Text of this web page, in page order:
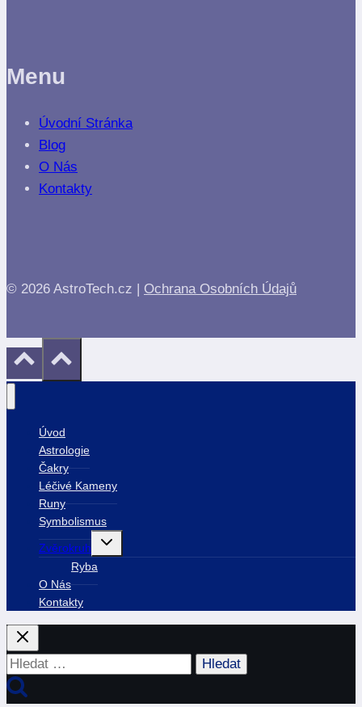
Menu
Úvodní Stránka
Blog
O Nás
Kontakty
© 2026 AstroTech.cz | Ochrana Osobních Údajů
Úvod
Astrologie
Čakry
Léčivé Kameny
Runy
Symbolismus
Zvěrokruh
Toggle
Ryba
O Nás
Kontakty
Vyhledávání